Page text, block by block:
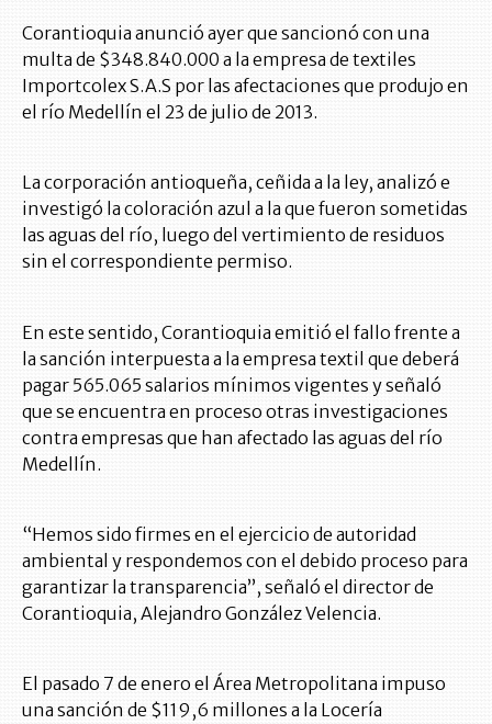
Corantioquia anunció ayer que sancionó con una
multa de $348.840.000 a la empresa de textiles
Importcolex S.A.S por las afectaciones que produjo en
el río Medellín el 23 de julio de 2013.
La corporación antioqueña, ceñida a la ley, analizó e
investigó la coloración azul a la que fueron sometidas
las aguas del río, luego del vertimiento de residuos
sin el correspondiente permiso.
En este sentido, Corantioquia emitió el fallo frente a
la sanción interpuesta a la empresa textil que deberá
pagar 565.065 salarios mínimos vigentes y señaló
que se encuentra en proceso otras investigaciones
contra empresas que han afectado las aguas del río
Medellín.
“Hemos sido firmes en el ejercicio de autoridad
ambiental y respondemos con el debido proceso para
garantizar la transparencia”, señaló el director de
Corantioquia, Alejandro González Velencia.
El pasado 7 de enero el Área Metropolitana impuso
una sanción de $119,6 millones a la Locería